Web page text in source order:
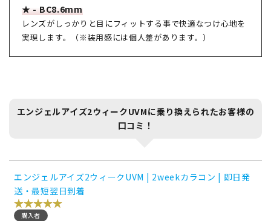
★ - BC8.6mm
レンズがしっかりと目にフィットする事で快適なつけ心地を
実現します。（※装用感には個人差があります。）
エンジェルアイズ2ウィークUVMに乗り換えられたお客様の
口コミ！
エンジェルアイズ2ウィークUVM | 2weekカラコン | 即日発
送・最短翌日到着
購入者